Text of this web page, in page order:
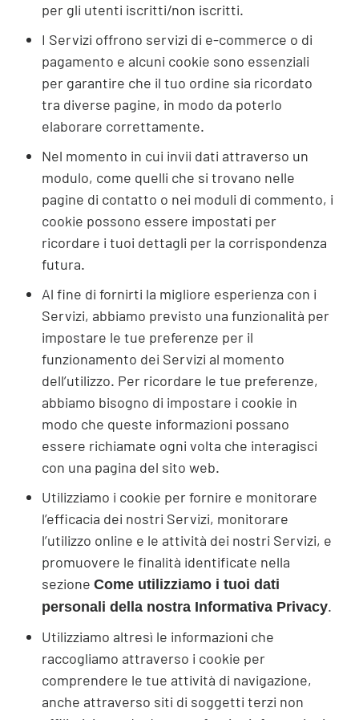
per gli utenti iscritti/non iscritti.
I Servizi offrono servizi di e-commerce o di
pagamento e alcuni cookie sono essenziali
per garantire che il tuo ordine sia ricordato
tra diverse pagine, in modo da poterlo
elaborare correttamente.
Nel momento in cui invii dati attraverso un
modulo, come quelli che si trovano nelle
pagine di contatto o nei moduli di commento, i
cookie possono essere impostati per
ricordare i tuoi dettagli per la corrispondenza
futura.
Al fine di fornirti la migliore esperienza con i
Servizi, abbiamo previsto una funzionalità per
impostare le tue preferenze per il
funzionamento dei Servizi al momento
dell’utilizzo. Per ricordare le tue preferenze,
abbiamo bisogno di impostare i cookie in
modo che queste informazioni possano
essere richiamate ogni volta che interagisci
con una pagina del sito web.
Utilizziamo i cookie per fornire e monitorare
l’efficacia dei nostri Servizi, monitorare
l’utilizzo online e le attività dei nostri Servizi, e
promuovere le finalità identificate nella
sezione Come utilizziamo i tuoi dati
personali della nostra Informativa Privacy.
Utilizziamo altresì le informazioni che
raccogliamo attraverso i cookie per
comprendere le tue attività di navigazione,
anche attraverso siti di soggetti terzi non